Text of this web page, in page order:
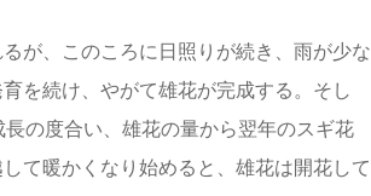
が、このころに日照りが続き、雨が少な
を続け、やがて雄花が完成する。そし
の度合い、雄花の量から翌年のスギ花
て暖かくなり始めると、雄花は開花して